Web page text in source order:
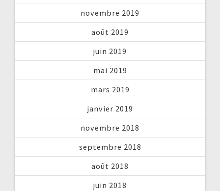
novembre 2019
août 2019
juin 2019
mai 2019
mars 2019
janvier 2019
novembre 2018
septembre 2018
août 2018
juin 2018